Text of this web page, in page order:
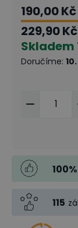
190,00 Kč
229,90 Kč
Skladem
Doručíme:
100%
115